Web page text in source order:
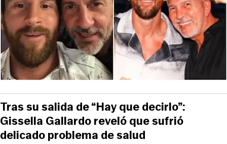
Tras su salida de “Hay que decirlo”:
Gissella Gallardo reveló que sufrió
delicado problema de salud